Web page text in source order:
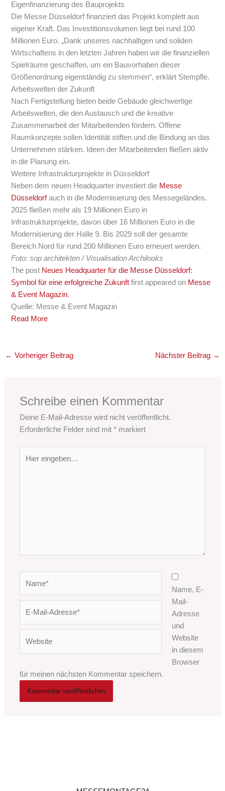
Eigenfinanzierung des Bauprojekts
Die Messe Düsseldorf finanziert das Projekt komplett aus
eigener Kraft. Das Investitionsvolumen liegt bei rund 100
Millionen Euro. „Dank unseres nachhaltigen und soliden
Wirtschaftens in den letzten Jahren haben wir die finanziellen
Spielräume geschaffen, um ein Bauvorhaben dieser
Größenordnung eigenständig zu stemmen“, erklärt Stempfle.
Arbeitswelten der Zukunft
Nach Fertigstellung bieten beide Gebäude gleichwertige
Arbeitswelten, die den Austausch und die kreative
Zusammenarbeit der Mitarbeitenden fördern. Offene
Raumkonzepte sollen Identität stiften und die Bindung an das
Unternehmen stärken. Ideen der Mitarbeitenden fließen aktiv
in die Planung ein.
Weitere Infrastrukturprojekte in Düsseldorf
Neben dem neuen Headquarter investiert die Messe
Düsseldorfauch in die Modernisierung des Messegeländes.
2025 fließen mehr als 19 Millionen Euro in
Infrastrukturprojekte, davon über 16 Millionen Euro in die
Modernisierung der Halle 9. Bis 2029 soll der gesamte
Bereich Nord für rund 200 Millionen Euro erneuert werden.
Foto: sop architekten / Visualisation Archilooks
The post Neues Headquarter für die Messe Düsseldorf:
Symbol für eine erfolgreiche Zukunft first appeared on Messe
& Event Magazin.
Quelle: Messe & Event Magazin
Read More
← Vorheriger Beitrag Nächster Beitrag →
Schreibe einen Kommentar
Deine E-Mail-Adresse wird nicht veröffentlicht.
Erforderliche Felder sind mit* markiert
eingeben…
Adresse*
Name, E-
Mail-
Adresse
und
Website
in diesem
Browser
für meinen nächsten Kommentar speichern.